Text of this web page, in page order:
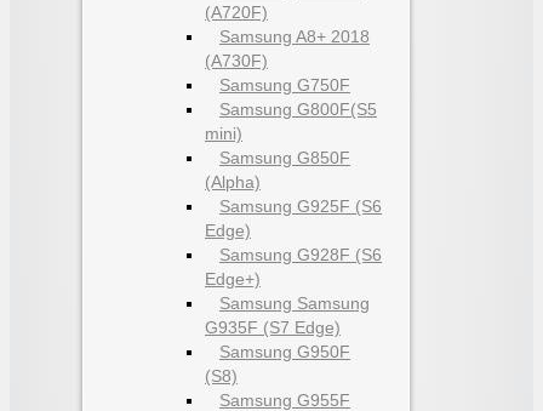
(A720F)
Samsung A8+ 2018
(A730F)
Samsung G750F
Samsung G800F(S5
mini)
Samsung G850F
(Alpha)
Samsung G925F (S6
Edge)
Samsung G928F (S6
Edge+)
Samsung Samsung
G935F (S7 Edge)
Samsung G950F
(S8)
Samsung G955F